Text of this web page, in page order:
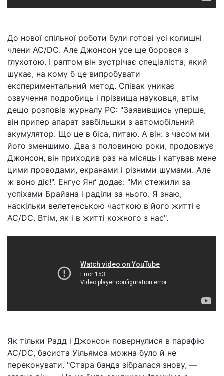
До нової спільної роботи були готові усі колишні
члени AC/DC. Але Джонсон усе ще боровся з
глухотою. І раптом він зустрічає спеціаліста, який
шукає, на кому б це випробувати
експериментальний метод. Співак уникає
озвучення подробиць і прізвища науковця, втім
дещо розповів журналу РС: "Заявившись уперше,
він припер апарат завбільшки з автомобільний
акумулятор. Що це в біса, питаю. А він: з часом ми
його зменшимо. Два з половиною роки, продовжує
Джонсон, він приходив раз на місяць і катував мене
цими проводами, екранами і різними шумами. Але
ж воно діє!". Енгус Янґ додає: "Ми стежили за
успіхами Брайана і раділи за нього. Я знаю,
наскільки велетенською часткою в його житті є
AC/DC. Втім, як і в житті кожного з нас".
Як тільки Радд і Джонсон повернулися в парафію
AC/DC, басиста Уільямса можна було й не
переконувати. "Стара банда зібралася знову, —